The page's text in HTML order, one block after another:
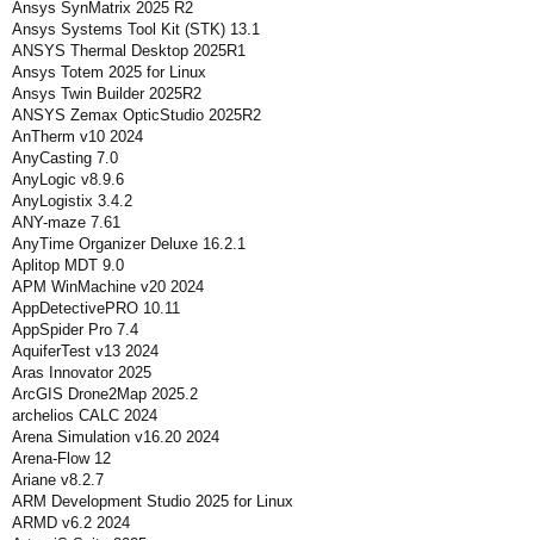
Ansys SynMatrix 2025 R2
Ansys Systems Tool Kit (STK) 13.1
ANSYS Thermal Desktop 2025R1
Ansys Totem 2025 for Linux
Ansys Twin Builder 2025R2
ANSYS Zemax OpticStudio 2025R2
AnTherm v10 2024
AnyCasting 7.0
AnyLogic v8.9.6
AnyLogistix 3.4.2
ANY-maze 7.61
AnyTime Organizer Deluxe 16.2.1
Aplitop MDT 9.0
APM WinMachine v20 2024
AppDetectivePRO 10.11
AppSpider Pro 7.4
AquiferTest v13 2024
Aras Innovator 2025
ArcGIS Drone2Map 2025.2
archelios CALC 2024
Arena Simulation v16.20 2024
Arena-Flow 12
Ariane v8.2.7
ARM Development Studio 2025 for Linux
ARMD v6.2 2024